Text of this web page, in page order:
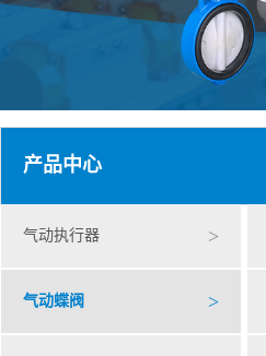
产品中心
气动执行器 >
气动蝶阀 >